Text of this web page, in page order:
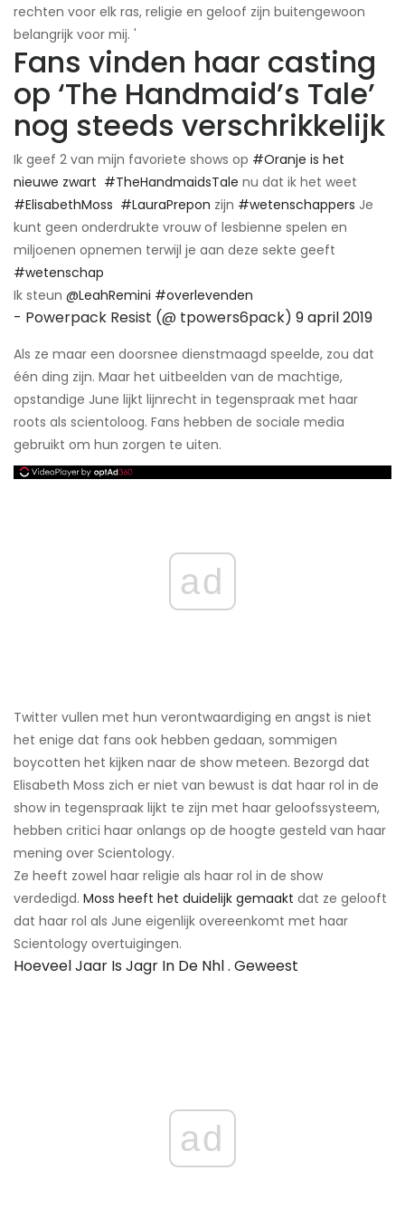
rechten voor elk ras, religie en geloof zijn buitengewoon
belangrijk voor mij. '
Fans vinden haar casting
op ‘The Handmaid’s Tale’
nog steeds verschrikkelijk
Ik geef 2 van mijn favoriete shows op #Oranje is het
nieuwe zwart #TheHandmaidsTale nu dat ik het weet
#ElisabethMoss #LauraPrepon zijn #wetenschappers Je
kunt geen onderdrukte vrouw of lesbienne spelen en
miljoenen opnemen terwijl je aan deze sekte geeft
#wetenschap
Ik steun @LeahRemini #overlevenden
- Powerpack Resist (@ tpowers6pack) 9 april 2019
Als ze maar een doorsnee dienstmaagd speelde, zou dat
één ding zijn. Maar het uitbeelden van de machtige,
opstandige June lijkt lijnrecht in tegenspraak met haar
roots als scientoloog. Fans hebben de sociale media
gebruikt om hun zorgen te uiten.
ad
Twitter vullen met hun verontwaardiging en angst is niet
het enige dat fans ook hebben gedaan, sommigen
boycotten het kijken naar de show meteen. Bezorgd dat
Elisabeth Moss zich er niet van bewust is dat haar rol in de
show in tegenspraak lijkt te zijn met haar geloofssysteem,
hebben critici haar onlangs op de hoogte gesteld van haar
mening over Scientology.
Ze heeft zowel haar religie als haar rol in de show
verdedigd. Moss heeft het duidelijk gemaakt dat ze gelooft
dat haar rol als June eigenlijk overeenkomt met haar
Scientology overtuigingen.
Hoeveel Jaar Is Jagr In De Nhl . Geweest
ad